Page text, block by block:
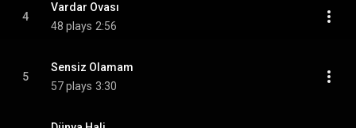
4
Vardar Ovası
48 plays 2:56
5
Sensiz Olamam
57 plays 3:30